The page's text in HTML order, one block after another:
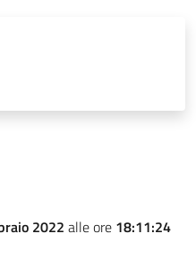
2022 alle ore 18:11:24